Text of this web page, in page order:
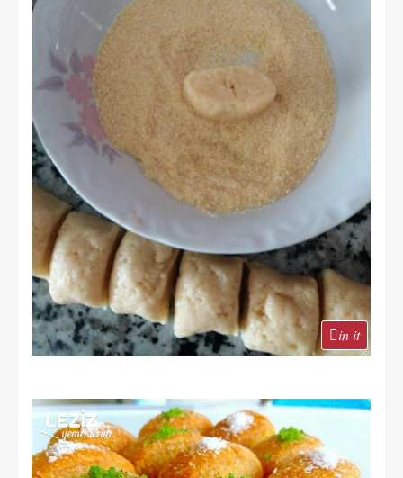
in it